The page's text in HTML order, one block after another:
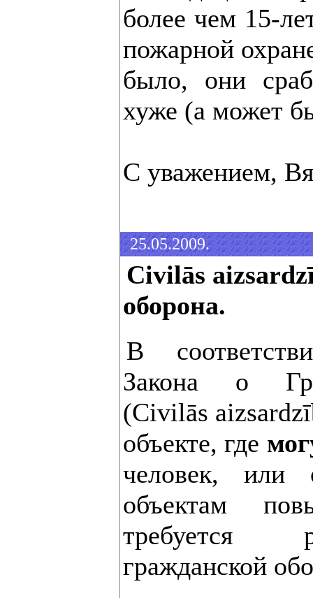
более чем 15-
пожарной
было, они
хуже (а может
С уважением,
25.05.2009.
Civilās
оборона.
В
Закона о
(Civilās
объекте, где
человек, или
объектам
требуется
гражданской